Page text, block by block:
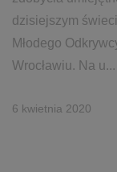
dzisiejszym
Młodego
Wrocławiu. Na u...
6 kwietnia 2020